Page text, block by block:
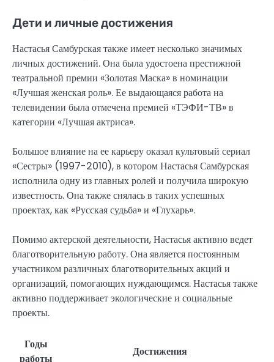
Дети и личные достижения
Настасья Самбурская также имеет несколько значимых
личных достижений. Она была удостоена престижной
театральной премии «Золотая Маска» в номинации
«Лучшая женская роль». Ее выдающаяся работа на
телевидении была отмечена премией «ТЭФИ-ТВ» в
категории «Лучшая актриса».
Большое влияние на ее карьеру оказал культовый сериал
«Сестры» (1997-2010), в котором Настасья Самбурская
исполнила одну из главных ролей и получила широкую
известность. Она также снялась в таких успешных
проектах, как «Русская судьба» и «Глухарь».
Помимо актерской деятельности, Настасья активно ведет
благотворительную работу. Она является постоянным
участником различных благотворительных акций и
организаций, помогающих нуждающимся. Настасья также
активно поддерживает экологические и социальные
проекты.
Годы
работы
Достижения